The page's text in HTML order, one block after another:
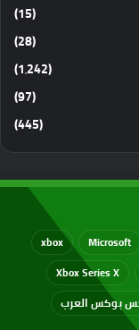
(15)
(28)
(1٬242)
(97)
(445)
Microsoft
xbox
Xbox Series X
بوكس العرب